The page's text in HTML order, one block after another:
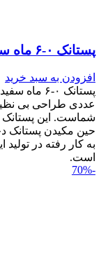
پستانک ۰-۶ ماه سفید و مشکی تویست شیک
افزودن به سبد خرید
پستانک ۰-
عددی طراحی بی نظیر
حین مکیدن پستانک
به کار رفته در
است.
-70%